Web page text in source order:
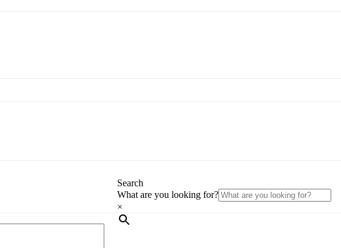
Search
What are you looking for?
×